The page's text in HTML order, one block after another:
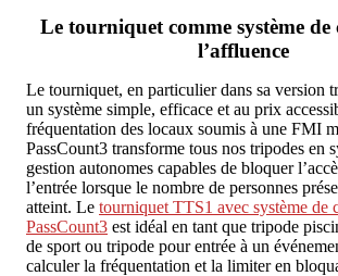
Le tourniquet comme système de
l’affluence
Le tourniquet, en particulier dans sa version
un système simple, efficace et au prix
fréquentation des locaux soumis à une FMI
PassCount3 transforme tous nos tripodes en
gestion autonomes capables de bloquer
l’entrée lorsque le nombre de personnes
atteint. Le tourniquet TTS1 avec système de
PassCount3 est idéal en tant que tripode
de sport ou tripode pour entrée à un
calculer la fréquentation et la limiter en